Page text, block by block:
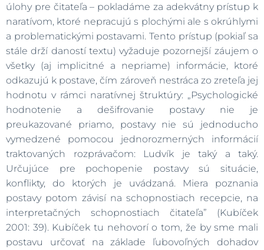
úlohy pre čitateľa – pokladáme za adekvátny prístup k
naratívom, ktoré nepracujú s plochými ale s okrúhlymi
a problematickými postavami. Tento prístup (pokiaľ sa
stále drží daností textu) vyžaduje pozornejší záujem o
všetky (aj implicitné a nepriame) informácie, ktoré
odkazujú k postave, čím zároveň nestráca zo zreteľa jej
hodnotu v rámci naratívnej štruktúry: „Psychologické
hodnotenie a dešifrovanie postavy nie je
preukazované priamo, postavy nie sú jednoducho
vymedzené pomocou jednorozmerných informácií
traktovaných rozprávačom: Ludvík je taký a taký.
Určujúce pre pochopenie postavy sú situácie,
konflikty, do ktorých je uvádzaná. Miera poznania
postavy potom závisí na schopnostiach recepcie, na
interpretačných schopnostiach čitateľa” (Kubíček
2001: 39). Kubíček tu nehovorí o tom, že by sme mali
postavu určovať na základe ľubovoľných dohadov